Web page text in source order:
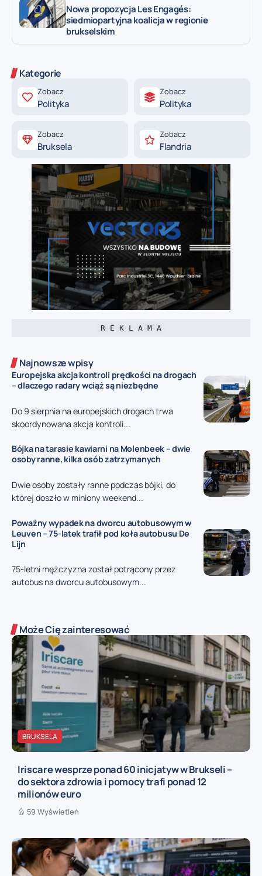
Nowa propozycja Les Engagés:
siedmiopartyjna koalicja w regionie
brukselskim
Kategorie
Zobacz
Polityka
Zobacz
Polityka
Zobacz
Bruksela
Zobacz
Flandria
R E K L A M A
Najnowsze wpisy
Europejska akcja kontroli prędkości na drogach
– dlaczego radary wciąż są niezbędne
Do 9 sierpnia na europejskich drogach trwa
skoordynowana akcja kontroli...
Bójka na tarasie kawiarni na Molenbeek – dwie
osoby ranne, kilka osób zatrzymanych
Dwie osoby zostały ranne podczas bójki, do
której doszło w miniony weekend...
Poważny wypadek na dworcu autobusowym w
Leuven – 75-latek trafił pod koła autobusu De
Lijn
75-letni mężczyzna został potrącony przez
autobus na dworcu autobusowym...
Może Cię zainteresować
BRUKSELA
Iriscare wesprze ponad 60 inicjatyw w Brukseli –
do sektora zdrowia i pomocy trafi ponad 12
milionów euro
59 Wyświetleń